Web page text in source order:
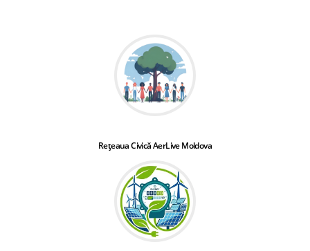
Rețeaua Civică AerLive Moldova